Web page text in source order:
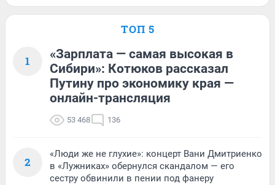
ТОП 5
1
«Зарплата — самая высокая в
Сибири»: Котюков рассказал
Путину про экономику края —
онлайн-трансляция
53 468 136
2
«Люди же не глухие»: концерт Вани Дмитриенко
в «Лужниках» обернулся скандалом — его
сестру обвинили в пении под фанеру